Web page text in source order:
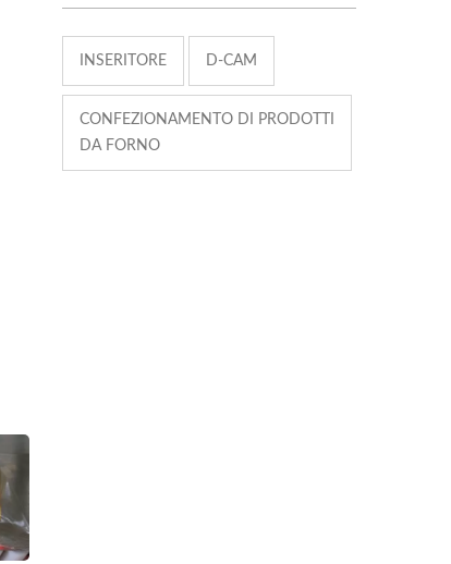
INSERITORE D-CAM
CONFEZIONAMENTO DI PRODOTTI
DA FORNO